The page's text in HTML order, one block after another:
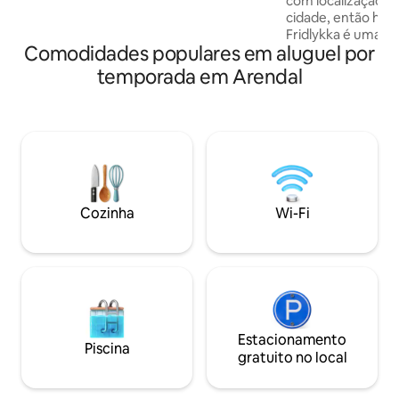
cidade, então há
Fridlykka é uma
poucos minutos
cidade, onde
compras, um
andamento. Teto
necessário ter
e um pequeno
churrasqueira
antes da casa
Comodidades populares em aluguel por
temporada em Arendal
Cozinha Wi-Fi
Piscina
Estacionamento
gratuito no local